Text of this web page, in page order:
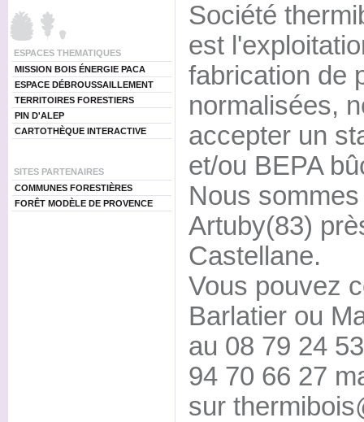
ESPACES THEMATIQUES
MISSION BOIS ÉNERGIE PACA
ESPACE DÉBROUSSAILLEMENT
TERRITOIRES FORESTIERS
PIN D'ALEP
CARTOTHÈQUE INTERACTIVE
SITES PARTENAIRES
COMMUNES FORESTIÈRES
FORÊT MODÈLE DE PROVENCE
Société
est
fabrication de
normalisées,
accepter un
et/ou BEPA
Nous
Artuby(83)
Castellane.
Vous pouvez
Barlatier ou
au 08 79 24
94 70 66 27
sur